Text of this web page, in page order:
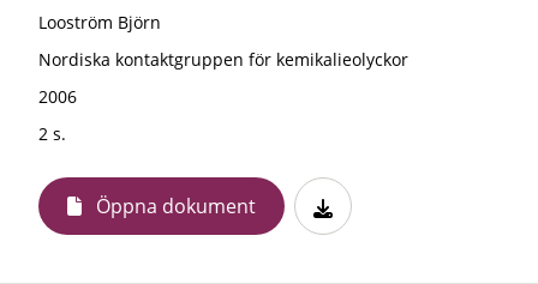
Looström Björn
Nordiska kontaktgruppen för kemikalieolyckor
2006
2 s.
Öppna dokument